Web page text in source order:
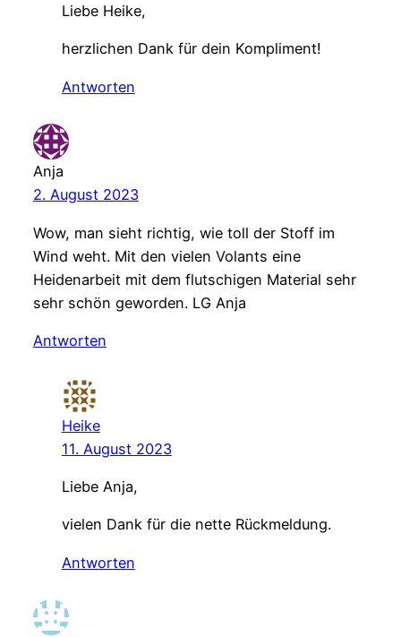
Liebe Heike,
herzlichen Dank für dein Kompliment!
Antworten
Anja
2. August 2023
Wow, man sieht richtig, wie toll der Stoff im
Wind weht. Mit den vielen Volants eine
Heidenarbeit mit dem flutschigen Material sehr
sehr schön geworden. LG Anja
Antworten
Heike
11. August 2023
Liebe Anja,
vielen Dank für die nette Rückmeldung.
Antworten